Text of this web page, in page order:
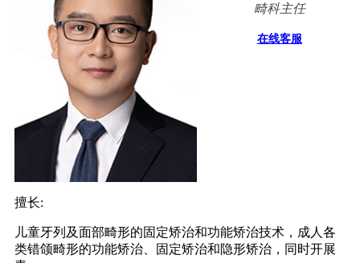
畸科主任
在线客服
擅长:
儿童牙列及面部畸形的固定矫治和功能矫治技术，成人各
类错颌畸形的功能矫治、固定矫治和隐形矫治，同时开展